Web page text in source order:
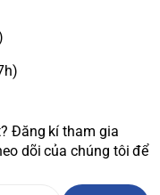
Đăng kí tham gia
dõi của chúng tôi để